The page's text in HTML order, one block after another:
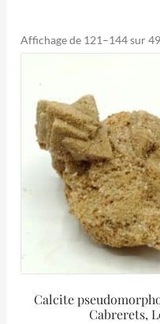
Affichage de 121–144 sur
Calcite
Cabrerets,